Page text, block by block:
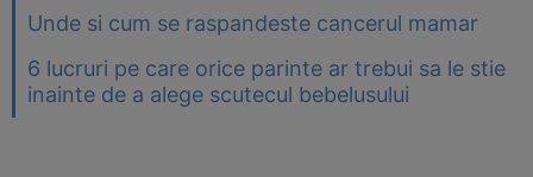
Unde si cum se raspandeste cancerul mamar
6 lucruri pe care orice parinte ar trebui sa le stie
inainte de a alege scutecul bebelusului